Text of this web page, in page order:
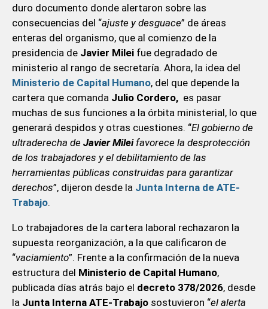
duro documento donde alertaron sobre las
consecuencias del “ajuste y desguace” de áreas
enteras del organismo, que al comienzo de la
presidencia de Javier Mileifue degradado de
ministerio al rango de secretaría. Ahora, la idea del
Ministerio de Capital Humano, del que depende la
cartera que comanda Julio Cordero,es pasar
muchas de sus funciones a la órbita ministerial, lo que
generará despidos y otras cuestiones. “El gobierno de
ultraderecha de Javier Mileifavorece la desprotección
de los trabajadores y el debilitamiento de las
herramientas públicas construidas para garantizar
derechos”, dijeron desde la Junta Interna de ATE-
Trabajo.
Lo trabajadores de la cartera laboral rechazaron la
supuesta reorganización, a la que calificaron de
“vaciamiento”. Frente a la confirmación de la nueva
estructura del Ministerio de Capital Humano,
publicada días atrás bajo el decreto 378/2026, desde
la Junta Interna ATE-Trabajosostuvieron “el alerta